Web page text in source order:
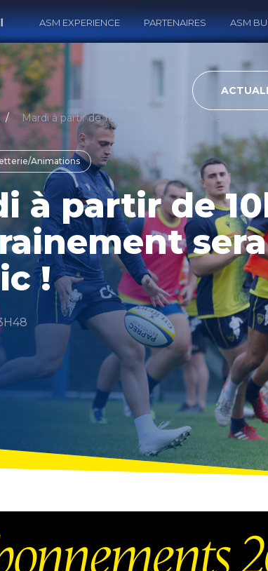
ASM EXPERIENCE PARTENAIRES ASM
RECHERCHER
Animations
à partir de
!